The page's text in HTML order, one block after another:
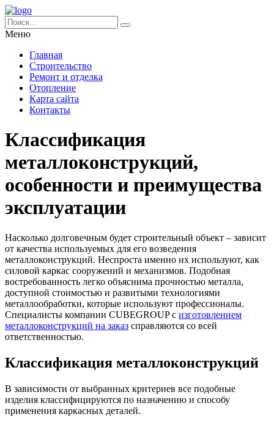
Меню
Главная
Строительство
Ремонт и отделка
Отопление
Карта сайта
Контакты
Классификация
металлоконструкций,
особенности и преимущества
эксплуатации
Насколько долговечным будет строительный объект – зависит
от качества используемых для его возведения
металлоконструкций. Неспроста именно их используют, как
силовой каркас сооружений и механизмов. Подобная
востребованность легко объяснима прочностью металла,
доступной стоимостью и развитыми технологиями
металлообработки, которые используют профессионалы.
Специалисты компании CUBEGROUP с изготовлением
металлоконструкций на заказ справляются со всей
ответственностью.
Классификация металлоконструкций
В зависимости от выбранных критериев все подобные
изделия классифицируются по назначению и способу
применения каркасных деталей.